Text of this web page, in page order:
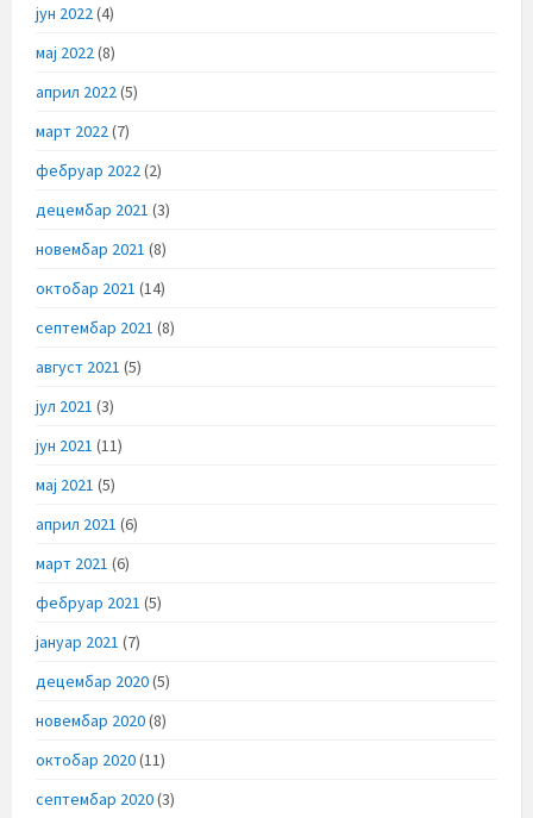
јун 2022(4)
мај 2022(8)
април 2022(5)
март 2022(7)
фебруар 2022(2)
децембар 2021 (3)
новембар 2021 (8)
октобар 2021 (14)
септембар 2021 (8)
август 2021 (5)
јул 2021 (3)
јун 2021 (11)
мај 2021 (5)
април 2021 (6)
март 2021 (6)
фебруар 2021 (5)
јануар 2021 (7)
децембар 2020(5)
новембар 2020(8)
октобар 2020(11)
септембар 2020(3)